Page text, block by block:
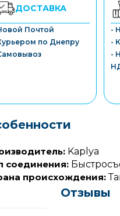
ДОСТАВКА
Почтой
по Днепру
-
-
-
Kaplya
соединения:
происхождения:
Отзывы